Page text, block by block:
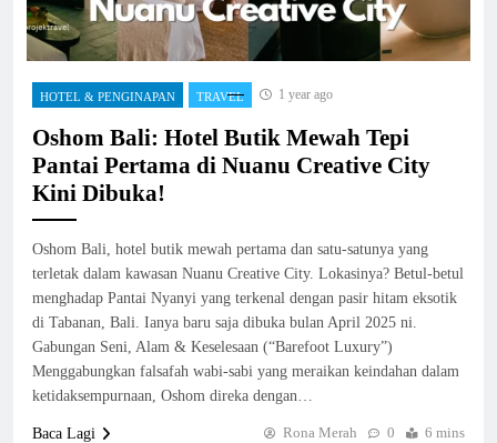
HOTEL & PENGINAPAN TRAVEL 1 year ago
Oshom Bali: Hotel Butik Mewah Tepi
Pantai Pertama di Nuanu Creative City
Kini Dibuka!
Oshom Bali, hotel butik mewah pertama dan satu-satunya yang
terletak dalam kawasan Nuanu Creative City. Lokasinya? Betul-betul
menghadap Pantai Nyanyi yang terkenal dengan pasir hitam eksotik
di Tabanan, Bali. Ianya baru saja dibuka bulan April 2025 ni.
Gabungan Seni, Alam & Keselesaan (“Barefoot Luxury”)
Menggabungkan falsafah wabi-sabi yang meraikan keindahan dalam
ketidaksempurnaan, Oshom direka dengan…
Baca Lagi Rona Merah 0 6 mins